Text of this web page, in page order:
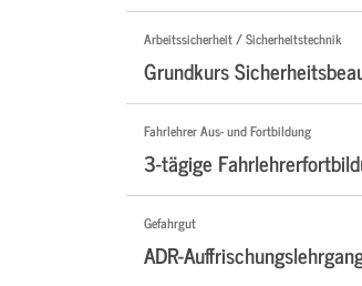
Arbeitssicherheit / Sicherheitstechnik
Grundkurs
Fahrlehrer Aus- und Fortbildung
3-tägige
Gefahrgut
ADR-